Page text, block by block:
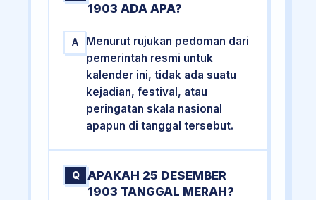
1903 ADA APA?
A
Menurut rujukan pedoman dari
pemerintah resmi untuk
kalender ini, tidak ada suatu
kejadian, festival, atau
peringatan skala nasional
apapun di tanggal tersebut.
Q
APAKAH 25 DESEMBER
1903 TANGGAL MERAH?